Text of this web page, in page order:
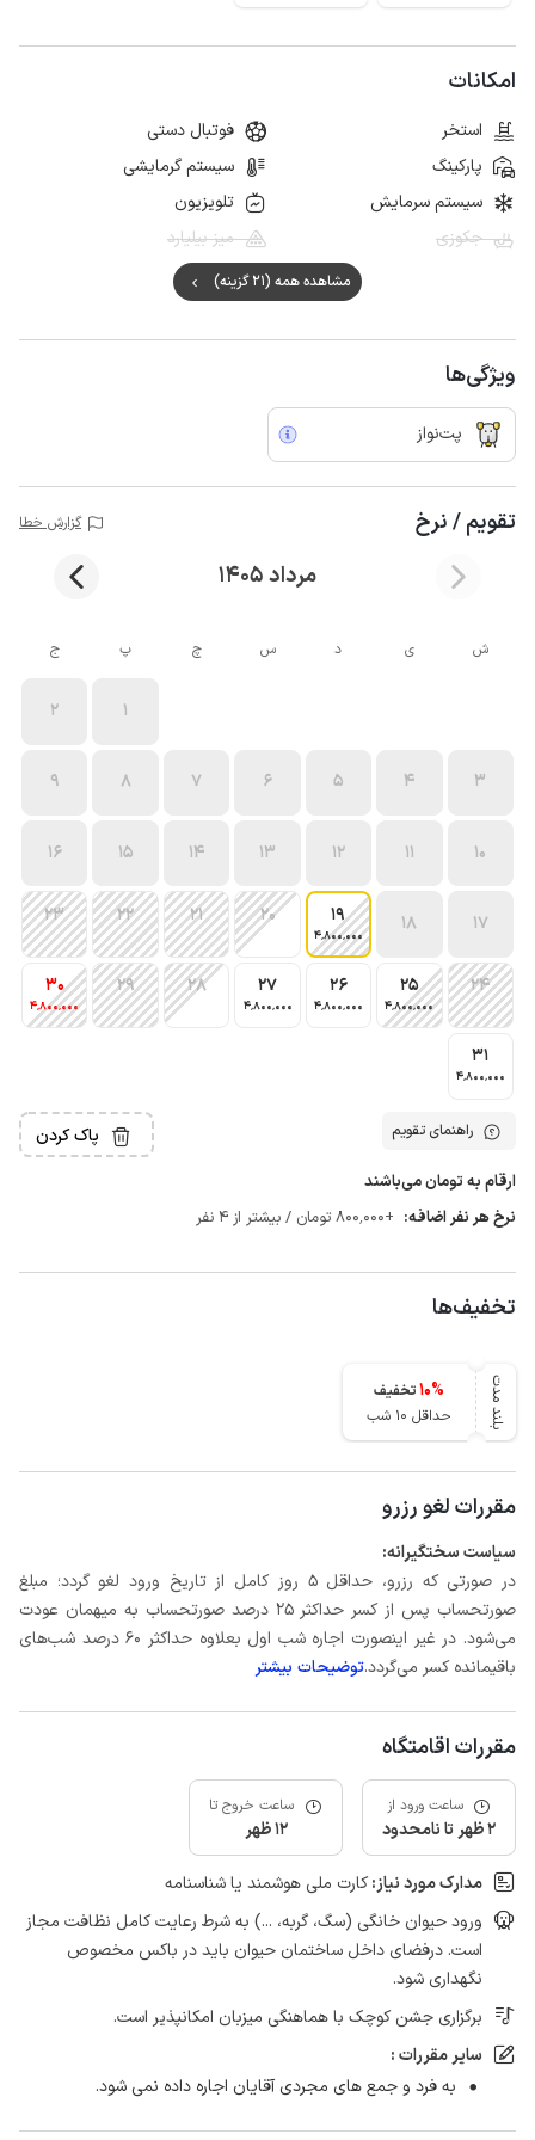
امکانات
استخر
فوتبال دستی
پارکینگ
سیستم گرمایشی
سیستم سرمایش
تلویزیون
جکوزی
میز بیلیارد
مشاهده همه (21 گزینه)
ویژگی‌ها
پت‌نواز
تقویم / نرخ گزارش خطا
مرداد 1405
ش ی د س چ پ ج
1
2
3
4
5
6
7
8
9
10
11
12
13
14
15
16
17
18
19
4٬800٬000
20
21
22
23
24
25
4٬800٬000
26
4٬800٬000
27
4٬800٬000
28
29
30
4٬800٬000
31
4٬800٬000
راهنمای تقویم پاک کردن
ارقام به تومان می‌باشند
نرخ هر نفر اضافه: +800٬000 تومان / بیشتر از 4 نفر
تخفیف‌ها
بلند مدت 10%
تخفیف
حداقل 10 شب
مقررات لغو رزرو
سیاست سختگیرانه:
در صورتی که رزرو، حداقل 5 روز کامل از تاریخ ورود لغو گردد؛ مبلغ
صورتحساب پس از کسر حداکثر 25 درصد صورتحساب به میهمان عودت
می‌شود. در غیر اینصورت اجاره شب اول بعلاوه حداکثر 60 درصد شب‌های
باقیمانده کسر می‌گردد.توضیحات بیشتر
مقررات اقامتگاه
ساعت ورود از
2 ظهر تا نامحدود
ساعت خروج تا
12 ظهر
مدارک مورد نیاز:کارت ملی هوشمند یا شناسنامه
ورود حیوان خانگی (سگ، گربه، ...) به شرط رعایت کامل نظافت مجاز
است. درفضای داخل ساختمان حیوان باید در باکس مخصوص
نگهداری شود.
برگزاری جشن کوچک با هماهنگی میزبان امکانپذیر است.
سایر مقررات :
به فرد و جمع های مجردی آقایان اجاره داده نمی شود.